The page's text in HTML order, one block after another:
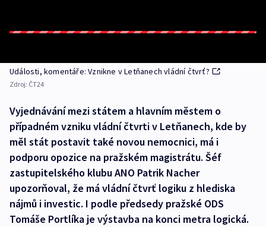
Události, komentáře: Vznikne v Letňanech vládní čtvrť?
Zdroj: ČT24
Vyjednávání mezi státem a hlavním městem o
případném vzniku vládní čtvrti v Letňanech, kde by
měl stát postavit také novou nemocnici, má i
podporu opozice na pražském magistrátu. Šéf
zastupitelského klubu ANO Patrik Nacher
upozorňoval, že má vládní čtvrť logiku z hlediska
nájmů i investic. I podle předsedy pražské ODS
Tomáše Portlíka je výstavba na konci metra logická.